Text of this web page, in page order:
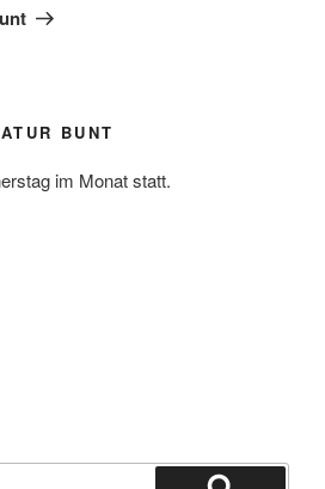
BUNT
im Monat statt.